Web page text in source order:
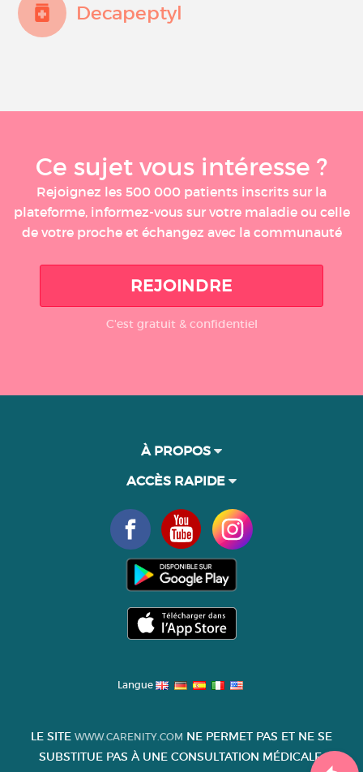
Decapeptyl
Ce sujet vous intéresse ?
Rejoignez les 500 000 patients inscrits sur la
plateforme, informez-vous sur votre maladie ou celle
de votre proche et échangez avec la communauté
REJOINDRE
C'est gratuit & confidentiel
À PROPOS
ACCÈS RAPIDE
Langue
LE SITE WWW.CARENITY.COM NE PERMET PAS ET NE SE
SUBSTITUE PAS À UNE CONSULTATION MÉDICALE.